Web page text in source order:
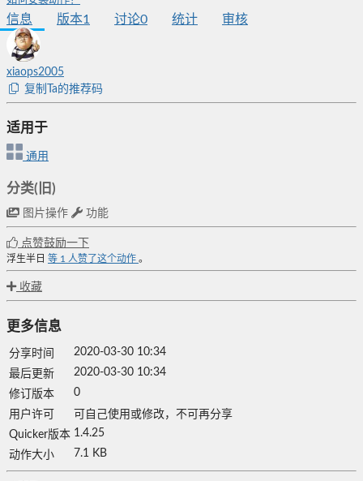
信息 版本1 讨论0 统计 审核
xiaops2005
复制Ta的推荐码
适用于
通用
分类(旧)
图片操作 功能
点赞鼓励一下
浮生半日 等 1 人赞了这个动作 。
收藏
更多信息
分享时间
2020-03-30 10:34
最后更新
2020-03-30 10:34
修订版本
0
用户许可
可自己使用或修改，不可再分享
Quicker版本 1.4.25
动作大小
7.1 KB